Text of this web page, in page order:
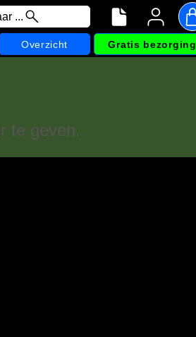
...
Overzicht Gratis bezorging
te geven.